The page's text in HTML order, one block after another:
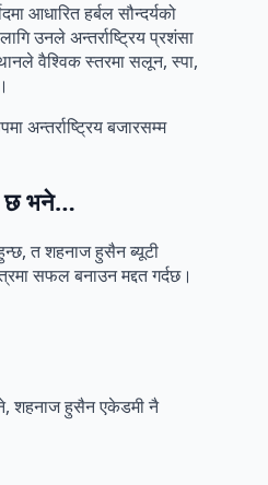
आधारित हर्बल सौन्दर्यको
उनले अन्तर्राष्ट्रिय प्रशंसा
वैश्विक स्तरमा सलून, स्पा,
अन्तर्राष्ट्रिय बजारसम्म
छ भने…
त शहनाज हुसैन ब्यूटी
सफल बनाउन मद्दत गर्दछ।
शहनाज हुसैन एकेडमी नै